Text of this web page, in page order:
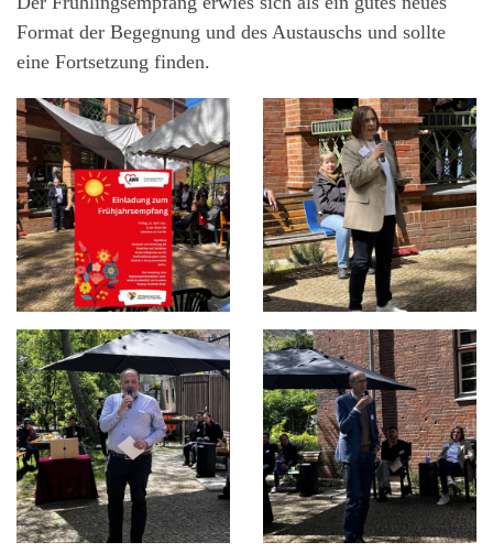
Format der Begegnung und des Austauschs und sollte
eine Fortsetzung finden.